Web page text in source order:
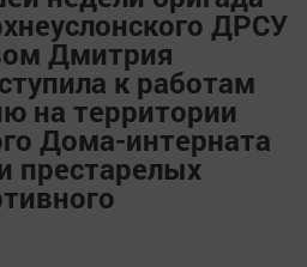
ДРСУ
Дмитрия
к работам
на территории
Дома-интерната
престарелых